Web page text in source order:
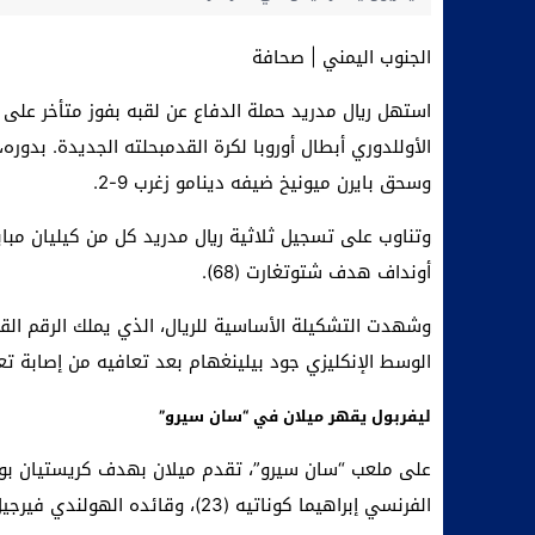
الجنوب اليمني | صحافة
الأوللدوري أبطال أوروبا لكرة القدمبحلته الجديدة.
وسحق بايرن ميونيخ ضيفه دينامو زغرب 9-2.
أونداف هدف شتوتغارت (68).
الوسط الإنكليزي جود بيلينغهام بعد تعافيه من
ليفربول يقهر ميلان في “سان سيرو”
الفرنسي إبراهيما كوناتيه (23)، وقائده الهولندي فيرجيل فان دايك (41) والمجري دومينيك سوبوسلاي (67).